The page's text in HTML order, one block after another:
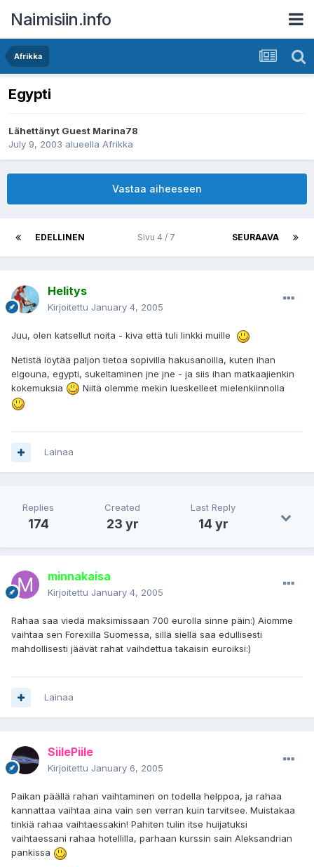
Naimisiin.info
Afrikka
Egypti
Lähettänyt Guest Marina78
July 9, 2003 alueella Afrikka
Vastaa aiheeseen
EDELLINEN SEURAAVA
Sivu 4 / 7
Helitys
Kirjoitettu January 4, 2005
Juu, olen katsellut noita - kiva että tuli linkki muille
Netistä löytää paljon tietoa sopivilla hakusanoilla, kuten ihan
elgouna, egypti, sukeltaminen jne jne - ja siis ihan matkaajienkin
kokemuksia
Niitä olemme mekin lueskelleet mielenkiinnolla
Lainaa
Replies
174
Created
23 yr
Last Reply
14 yr
minnakaisa
Kirjoitettu January 4, 2005
Rahaa saa viedä maksimissaan 700 eurolla sinne päin:) Aiomme
vaihtaa sen Forexilla Suomessa, sillä siellä saa edullisesti
mahdollisesti jäävät rahat vaihdettua takaisin euroiksi:)
Lainaa
SiilePiile
Kirjoitettu January 6, 2005
Paikan päällä rahan vaihtaminen on todella helppoa, ja rahaa
kannattaa vaihtaa aina vain sen verran kuin tarvitsee. Muistakaa
tinkiä rahaa vaihtaessakin! Pahiten tulin itse huijatuksi
vaihtaessani rahaa hotellilla, parhaan kurssin sain Aleksandrian
pankissa